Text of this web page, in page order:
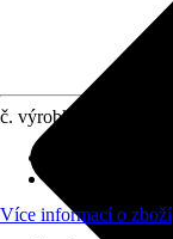
č. výrobku
Více informací o zboží